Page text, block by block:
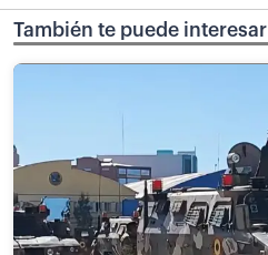
También te puede interesar